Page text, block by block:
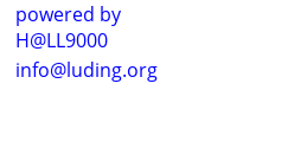
powered by
H@LL9000
info@luding.org